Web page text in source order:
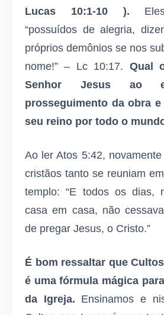
Lucas 10:1-10 ). Eles
“possuídos de alegria,
próprios demônios se nos
nome!” – Lc 10:17. Qual
Senhor Jesus ao
prosseguimento da obra
seu reino por todo o
Ao ler Atos 5:42,
cristãos tanto se reuniam
templo: “E todos os dias,
casa em casa, não
de pregar Jesus, o Cristo.”
É bom ressaltar que
é uma fórmula mágica
da Igreja. Ensinamos e